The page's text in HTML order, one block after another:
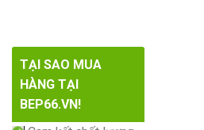
TẠI SAO MUA
HÀNG TẠI
BEP66.VN!